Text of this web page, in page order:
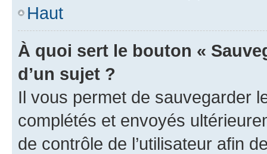
Haut
À quoi sert le bouton «
d’un sujet ?
Il vous permet de sauvegarder
complétés et envoyés
de contrôle de l’utilisateur afin